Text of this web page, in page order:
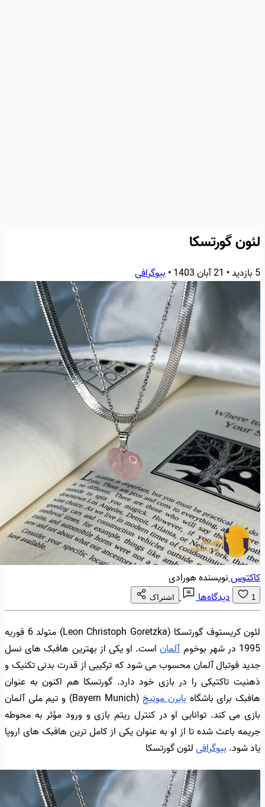
لئون گورتسکا
5 بازدید • 21 آبان 1403 •بیوگرافی
کاکتوسنویسنده هورادی
1 دیدگاه‌ها اشتراک
لئون کریستوف گورتسکا (Leon Christoph Goretzka) متولد 6 فوریه
1995 در شهر بوخوم
آلماناست. او یکی از بهترین هافبک های نسل
جدید فوتبال آلمان محسوب می شود که ترکیبی از قدرت بدنی تکنیک و
ذهنیت تاکتیکی را در بازی خود دارد. گورتسکا هم اکنون به عنوان
هافبک برای باشگاهبایرن مونیخ
(Bayern Munich) و تیم ملی آلمان
بازی می کند. توانایی او در کنترل ریتم بازی و ورود مؤثر به محوطه
جریمه باعث شده تا از او به عنوان یکی از کامل ترین هافبک های اروپا
یاد شود.بیوگرافیلئون گورتسکا